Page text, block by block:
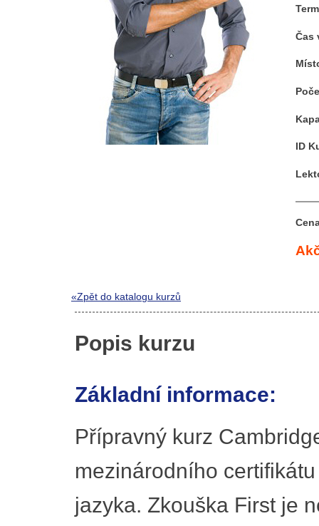
Čas
ID
«Zpět do katalogu kurzů
Popis kurzu
Základní informace:
Přípravný kurz
mezinárodního
jazyka. Zkouška First je